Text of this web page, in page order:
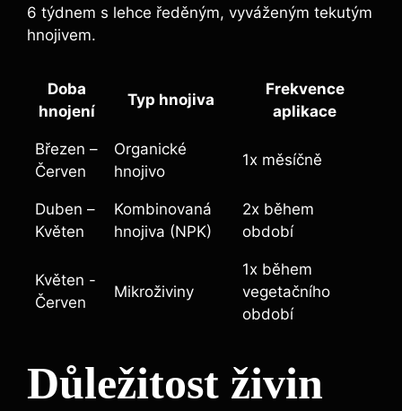
6 týdnem s lehce ředěným, vyváženým tekutým
hnojivem.
Doba
hnojení
Typ hnojiva
Frekvence
aplikace
Březen –
Červen
Organické‌
hnojivo
1x ⁢měsíčně
Duben –
Květen
Kombinovaná
hnojiva ⁣(NPK)
2x během
období
Květen ⁢-
Červen
Mikroživiny
1x během
vegetačního
období
Důležitost živin